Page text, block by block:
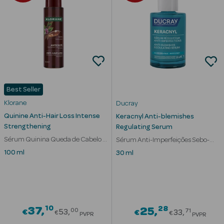
Limpeza Facial
Desmaquilhantes
Água Micelar
Solares
Faciais
Água Termal
Coffrets
Best Seller
Klorane
Quinine Anti-Hair Loss Intense
Strengthening
Sérum Quinina Queda de Cabelo e
Força
100 ml
€37 10Price reduced from
€53 00
PVPR
Ducray
Keracnyl Anti-blemishes
Regulating Serum
Sérum Anti-Imperfeições Sebo-
Regulador Acne
30 ml
€25 28Price
€33 71
PVPR